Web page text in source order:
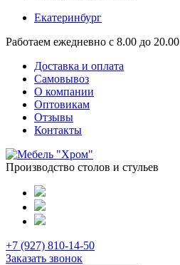
Екатеринбург
Работаем ежедневно с 8.00 до 20.00
Доставка и оплата
Самовывоз
О компании
Оптовикам
Отзывы
Контакты
Производство столов и стульев
+7 (927) 810-14-50
Заказать звонок